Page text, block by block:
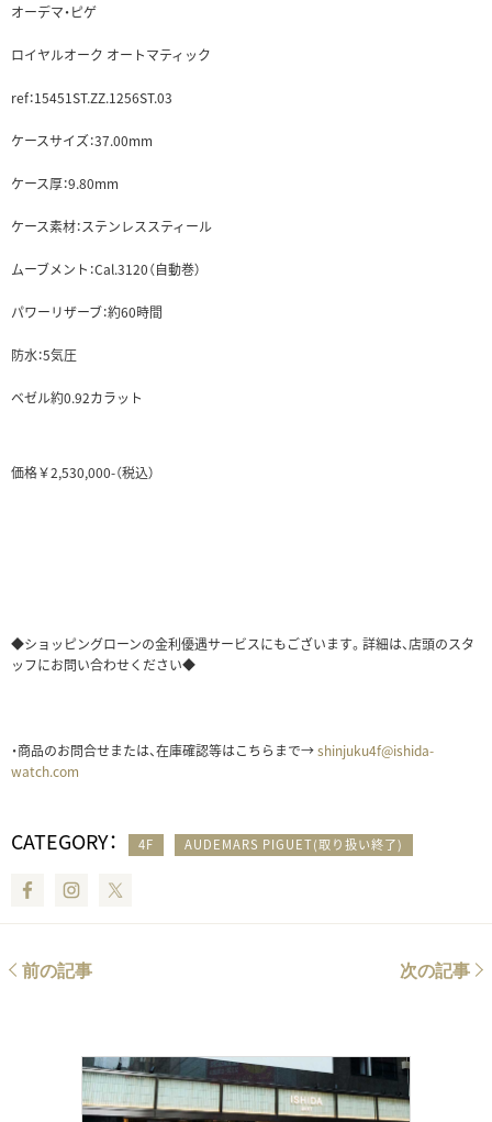
オーデマ・ピゲ
ロイヤルオーク オートマティック
ref：15451ST.ZZ.1256ST.03
ケースサイズ：37.00mm
ケース厚：9.80mm
ケース素材：ステンレススティール
ムーブメント：Cal.3120（自動巻）
パワーリザーブ：約60時間
防水：5気圧
ベゼル約0.92カラット
価格￥2,530,000-（税込）
◆ショッピングローンの金利優遇サービスにもございます。詳細は、店頭のスタ
ッフにお問い合わせください◆
・商品のお問合せまたは、在庫確認等はこちらまで→shinjuku4f@ishida-
watch.com
CATEGORY： 4F AUDEMARS PIGUET(取り扱い終了)
FacebookInstagram
前の記事 次の記事